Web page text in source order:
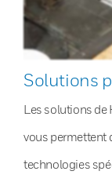
Solutions
Les solutions de
vous permettent
technologies